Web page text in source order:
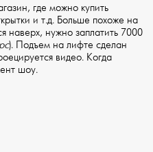
где можно купить
и т.д. Больше похоже на
наверх, нужно заплатить 7000
). Подъем на лифте сделан
видео. Когда
шоу.